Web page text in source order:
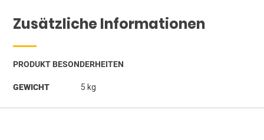
Zusätzliche Informationen
PRODUKT BESONDERHEITEN
GEWICHT 5 kg